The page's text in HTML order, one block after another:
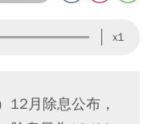
x1
12月除息公布，